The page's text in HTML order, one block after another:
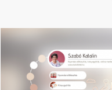
Tudom, hogy van olyan
legenerálom, és pdf-ben
címre, ahonnan kérem
meglepetést szánod. Ha
háttérképet állíthatsz be és
ahogy én is tettem. Igen a kész
adventi naptár be is